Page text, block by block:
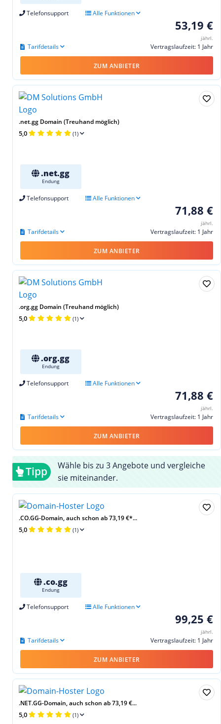
Telefonsupport Alle Funktionen
53,19 €
jährl.
Vertragslaufzeit: 1 Jahr
Tarifdetails
ZUM ANBIETER
.net.gg Domain (Treuhand möglich)
5,0 (1)
.net.gg
Endung
Telefonsupport Alle Funktionen
71,88 €
jährl.
Vertragslaufzeit: 1 Jahr
Tarifdetails
ZUM ANBIETER
.org.gg Domain (Treuhand möglich)
5,0 (1)
.org.gg
Endung
Telefonsupport Alle Funktionen
71,88 €
jährl.
Vertragslaufzeit: 1 Jahr
Tarifdetails
ZUM ANBIETER
Tipp
Wähle bis zu 3 Angebote und vergleiche
sie miteinander.
.CO.GG-Domain, auch schon ab 73,19 €*...
5,0 (1)
.co.gg
Endung
Telefonsupport Alle Funktionen
99,25 €
jährl.
Vertragslaufzeit: 1 Jahr
Tarifdetails
ZUM ANBIETER
.NET.GG-Domain, auch schon ab 73,19 €...
5,0 (1)